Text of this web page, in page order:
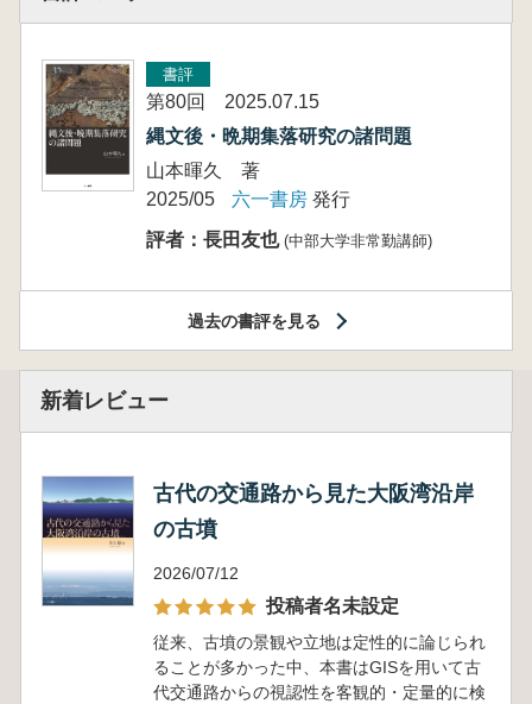
書評
第80回 2025.07.15
縄文後・晩期集落研究の諸問題
山本暉久 著
2025/05
六一書房 発行
評者：長田友也 (中部大学非常勤講師)
過去の書評を見る
新着レビュー
古代の交通路から見た大阪湾沿岸
の古墳
2026/07/12
投稿者名未設定
従来、古墳の景観や立地は定性的に論じられ
ることが多かった中、本書はGISを用いて古
代交通路からの視認性を客観的・定量的に検